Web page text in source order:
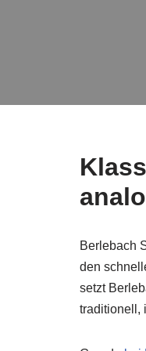
Berlebach
den
setzt
traditionell,